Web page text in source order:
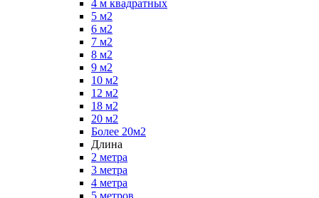
4 м квадратных
5 м2
6 м2
7 м2
8 м2
9 м2
10 м2
12 м2
18 м2
20 м2
Более 20м2
Длина
2 метра
3 метра
4 метра
5 метров